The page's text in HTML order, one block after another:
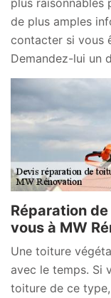
plus raisonnables
de plus amples
contacter si vous
Demandez-lui un
Réparation
vous à MW
Une toiture
avec le temps. Si
toiture de ce